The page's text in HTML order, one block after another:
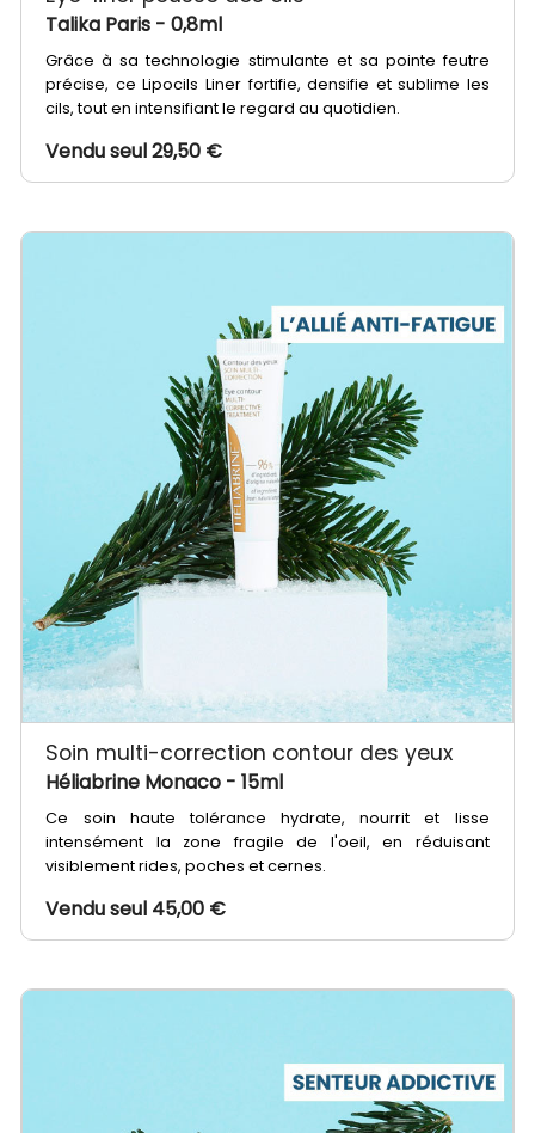
Talika Paris - 0,8ml
Grâce à sa technologie stimulante et sa pointe feutre
précise, ce Lipocils Liner fortifie, densifie et sublime les
cils, tout en intensifiant le regard au quotidien.
Vendu seul 29,50 €
Soin multi-correction contour des yeux
Héliabrine Monaco - 15ml
Ce soin haute tolérance hydrate, nourrit et lisse
intensément la zone fragile de l'oeil, en réduisant
visiblement rides, poches et cernes.
Vendu seul 45,00 €